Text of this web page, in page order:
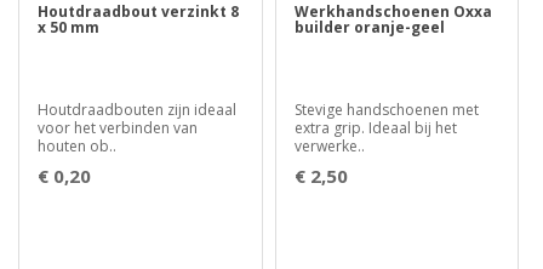
Houtdraadbout verzinkt 8
x 50 mm
Houtdraadbouten zijn ideaal
voor het verbinden van
houten ob..
€ 0,20
Werkhandschoenen Oxxa
builder oranje-geel
Stevige handschoenen met
extra grip. Ideaal bij het
verwerke..
€ 2,50